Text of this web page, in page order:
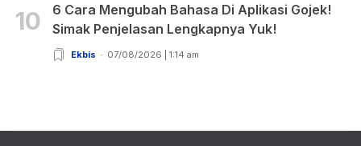
10
6 Cara Mengubah Bahasa Di Aplikasi Gojek!
Simak Penjelasan Lengkapnya Yuk!
Ekbis 07/08/2026 | 1:14 am